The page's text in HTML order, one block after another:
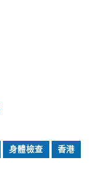
身體檢查
香港